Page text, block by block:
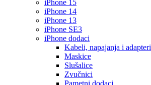
iPhone 15
iPhone 14
iPhone 13
iPhone SE3
iPhone dodaci
Kabeli, napajanja i adapteri
Maskice
Slušalice
Zvučnici